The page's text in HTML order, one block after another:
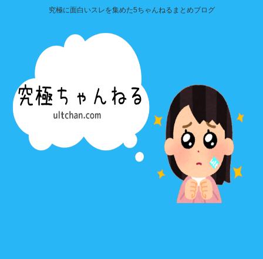
究極に面白いスレを集めた5ちゃんねるまとめブログ